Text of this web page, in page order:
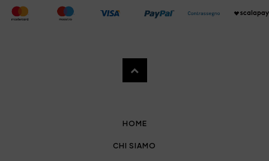
HOME
CHI SIAMO